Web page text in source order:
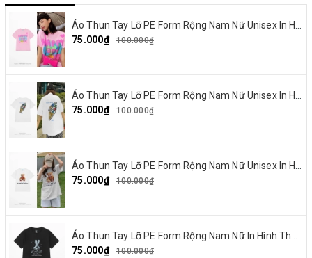
75.000₫
100.000₫
75.000₫
100.000₫
75.000₫
100.000₫
75.000₫
100.000₫